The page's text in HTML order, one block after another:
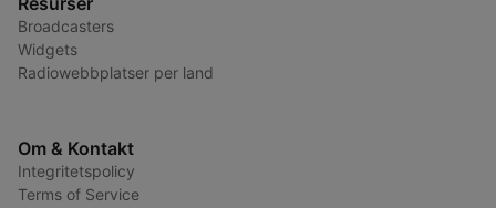
Broadcasters
Widgets
Radiowebbplatser per land
Om & Kontakt
Integritetspolicy
Terms of Service